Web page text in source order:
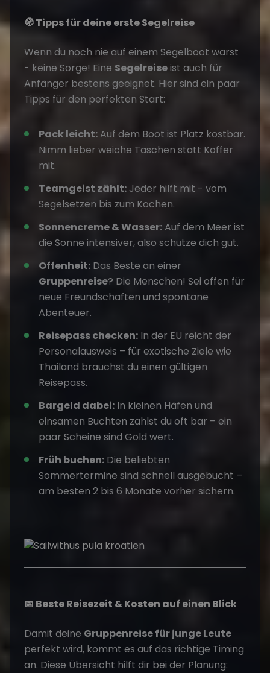
🧭 Tipps für deine erste Segelreise
Wenn du noch nie auf einem Segelboot warst
- keine Sorge! Eine Segelreiseist auch für
Anfänger bestens geeignet. Hier sind ein paar
Tipps für den perfekten Start:
Pack leicht:Auf dem Boot ist Platz kostbar.
Nimm lieber weiche Taschen statt Koffer
mit.
Teamgeist zählt:Jeder hilft mit - vom
Segelsetzen bis zum Kochen.
Sonnencreme & Wasser:Auf dem Meer ist
die Sonne intensiver, also schütze dich gut.
Offenheit: Das Beste an einer
Gruppenreise? Die Menschen! Sei offen für
neue Freundschaften und spontane
Abenteuer.
Reisepass checken: In der EU reicht der
Personalausweis – für exotische Ziele wie
Thailand brauchst du einen gültigen
Reisepass.
Bargeld dabei: In kleinen Häfen und
einsamen Buchten zahlst du oft bar – ein
paar Scheine sind Gold wert.
Früh buchen: Die beliebten
Sommertermine sind schnell ausgebucht –
am besten 2 bis 6 Monate vorher sichern.
📅 Beste Reisezeit & Kosten auf einen Blick
Damit deine Gruppenreise für junge Leute
perfekt wird, kommt es auf das richtige Timing
an. Diese Übersicht hilft dir bei der Planung: